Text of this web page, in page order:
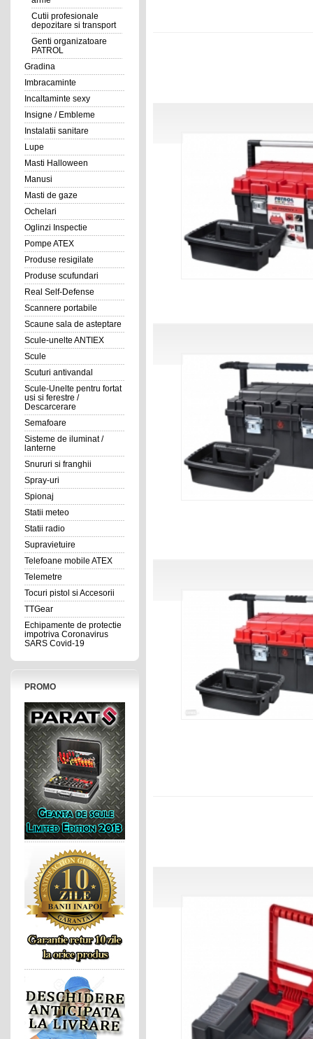
Cutii profesionale
depozitare si transport
Genti organizatoare
PATROL
Gradina
Imbracaminte
Incaltaminte sexy
Insigne / Embleme
Instalatii sanitare
Lupe
Masti Halloween
Manusi
Masti de gaze
Ochelari
Oglinzi Inspectie
Pompe ATEX
Produse resigilate
Produse scufundari
Real Self-Defense
Scannere portabile
Scaune sala de asteptare
Scule-unelte ANTIEX
Scule
Scuturi antivandal
Scule-Unelte pentru fortat
usi si ferestre /
Descarcerare
Semafoare
Sisteme de iluminat /
lanterne
Snururi si franghii
Spray-uri
Spionaj
Statii meteo
Statii radio
Supravietuire
Telefoane mobile ATEX
Telemetre
Tocuri pistol si Accesorii
TTGear
Echipamente de protectie
impotriva Coronavirus
SARS Covid-19
PROMO